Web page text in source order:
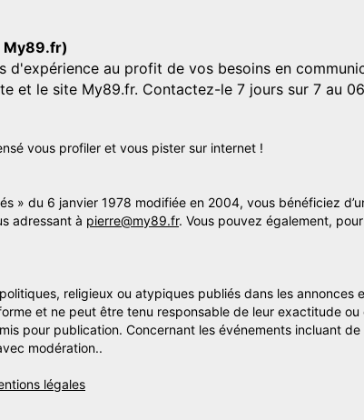
My89.fr)
d'expérience au profit de vos besoins en
et le site My89.fr. Contactez-le 7 jours sur 7 au
vous profiler et vous pister sur internet !
» du 6 janvier 1978 modifiée en 2004, vous bénéficiez
adressant à pierre@my89.fr. Vous pouvez également,
religieux ou atypiques publiés dans les
et ne peut être tenu responsable de leur exactitude
pour publication. Concernant les événements incluant de
modération..
légales